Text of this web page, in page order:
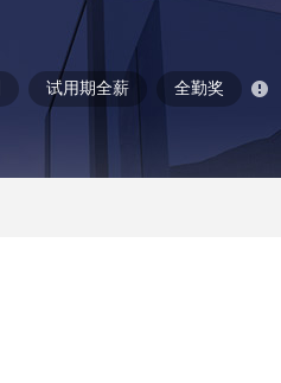
试用期全薪 全勤奖